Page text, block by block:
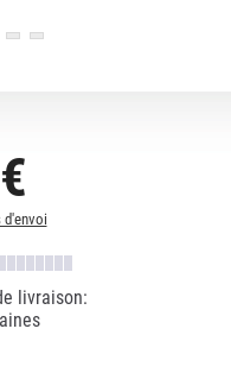
d'envoi
livraison: